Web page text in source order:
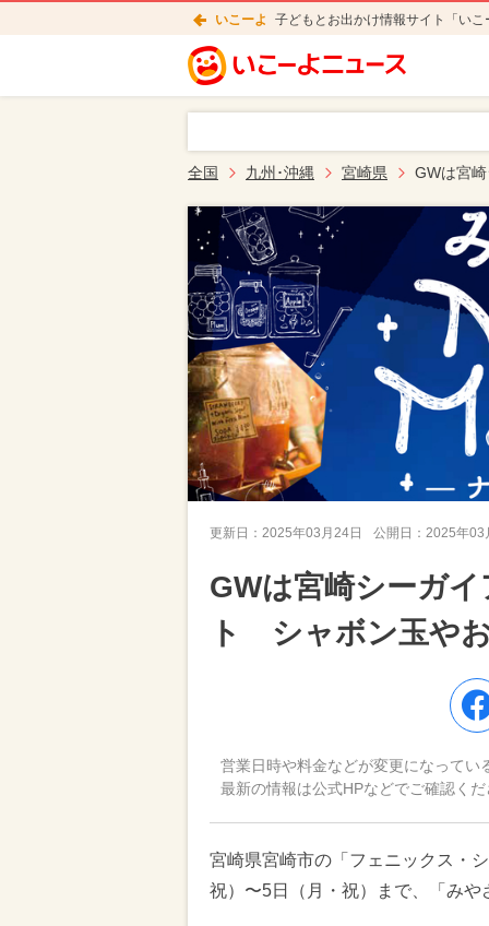
いこーよ 子どもとお出かけ情報サイト「い
全国 九州･沖縄 宮崎県 GWは宮
更新日： 2025年03月24日 公開日： 2025年03
GWは宮崎シーガ
ト シャボン玉や
営業日時や料金などが変更になってい
最新の情報は公式HPなどでご確認く
宮崎県宮崎市の「フェニックス・
祝）〜5日（月・祝）まで、「み